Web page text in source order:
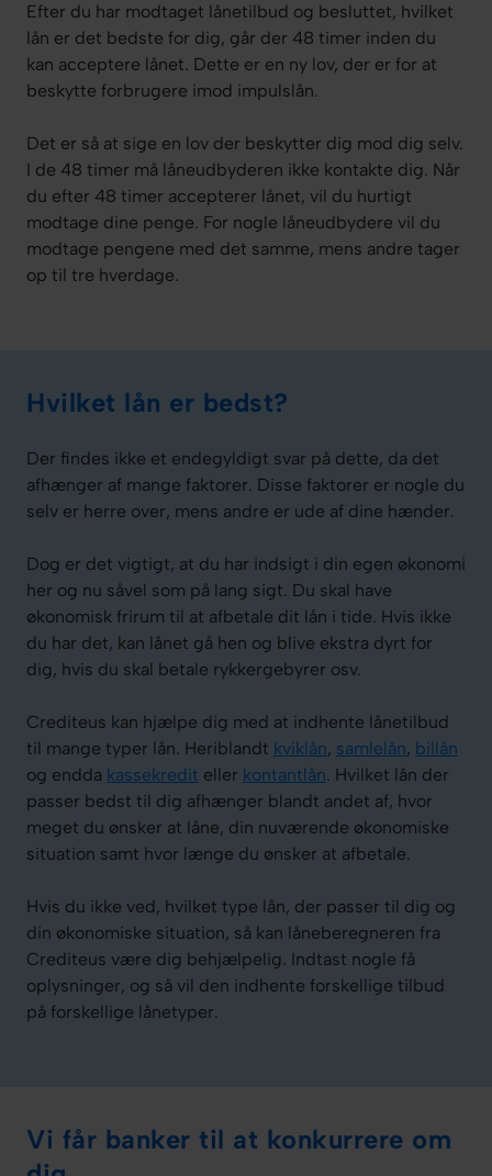
Efter du har modtaget lånetilbud og besluttet, hvilket
lån er det bedste for dig, går der 48 timer inden du
kan acceptere lånet. Dette er en ny lov, der er for at
beskytte forbrugere imod impulslån.
Det er så at sige en lov der beskytter dig mod dig selv.
I de 48 timer må låneudbyderen ikke kontakte dig. Når
du efter 48 timer accepterer lånet, vil du hurtigt
modtage dine penge. For nogle låneudbydere vil du
modtage pengene med det samme, mens andre tager
op til tre hverdage.
Hvilket lån er bedst?
Der findes ikke et endegyldigt svar på dette, da det
afhænger af mange faktorer. Disse faktorer er nogle du
selv er herre over, mens andre er ude af dine hænder.
Dog er det vigtigt, at du har indsigt i din egen økonomi
her og nu såvel som på lang sigt. Du skal have
økonomisk frirum til at afbetale dit lån i tide. Hvis ikke
du har det, kan lånet gå hen og blive ekstra dyrt for
dig, hvis du skal betale rykkergebyrer osv.
Crediteus kan hjælpe dig med at indhente lånetilbud
til mange typer lån. Heriblandt kviklån, samlelån, billån
og endda kassekredit eller kontantlån. Hvilket lån der
passer bedst til dig afhænger blandt andet af, hvor
meget du ønsker at låne, din nuværende økonomiske
situation samt hvor længe du ønsker at afbetale.
Hvis du ikke ved, hvilket type lån, der passer til dig og
din økonomiske situation, så kan låneberegneren fra
Crediteus være dig behjælpelig. Indtast nogle få
oplysninger, og så vil den indhente forskellige tilbud
på forskellige lånetyper.
Vi får banker til at konkurrere om